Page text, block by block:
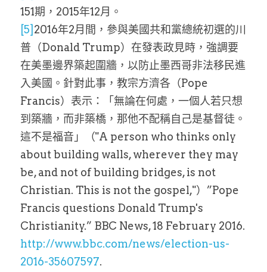
151期，2015年12月。
[5] 2016年2月間，參與美國共和黨總統初選的川
普（Donald Trump）在發表政見時，強調要
在美墨邊界築起圍牆，以防止墨西哥非法移民進
入美國。針對此事，教宗方濟各（Pope
Francis）表示：「無論在何處，一個人若只想
到築牆，而非築橋，那他不配稱自己是基督徒。
這不是福音」（"A person who thinks only
about building walls, wherever they may
be, and not of building bridges, is not
Christian. This is not the gospel,"）”Pope
Francis questions Donald Trump's
Christianity.” BBC News, 18 February 2016.
http://www.bbc.com/news/election-us-
2016-35607597.